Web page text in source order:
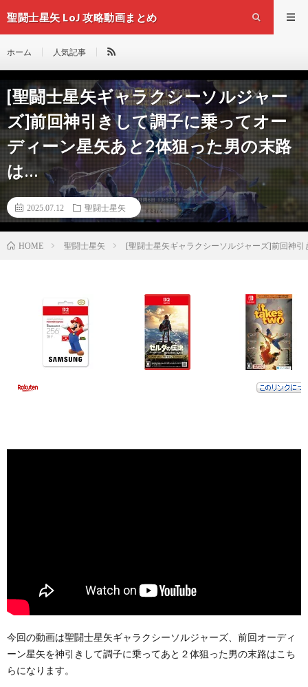
聖闘士星矢 LoJ 攻略動画まとめ
ホーム 人気記事
[聖闘士星矢ギャラクシーソルジャー
ズ]前回神引きして調子に乗ってオー
ディーン星矢あと2体狙った男の末路
は…
2025.07.12 聖闘士星矢
HOME 聖闘士星矢 [聖闘士星矢ギャラクシーソルジャーズ]前回神
今回の動画は聖闘士星矢ギャラクシーソルジャーズ、前回オーディ
ーン星矢を神引きして調子に乗ってあと２体狙った男の末路はこち
らになります。